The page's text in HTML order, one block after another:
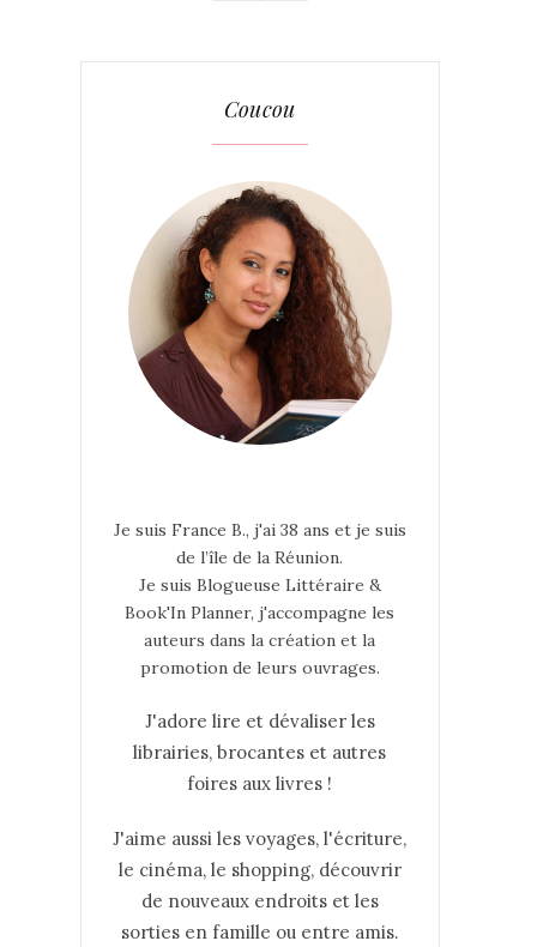
Coucou
Je suis France B., j'ai 38 ans et je suis
de l’île de la Réunion.
Je suis Blogueuse Littéraire &
Book'In Planner, j'accompagne les
auteurs dans la création et la
promotion de leurs ouvrages.
J'adore lire et dévaliser les
librairies, brocantes et autres
foires aux livres !
J'aime aussi les voyages, l'écriture,
le cinéma, le shopping, découvrir
de nouveaux endroits et les
sorties en famille ou entre amis.